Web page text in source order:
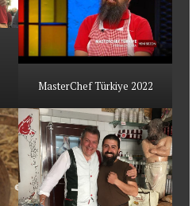
MasterChef Türkiye 2022